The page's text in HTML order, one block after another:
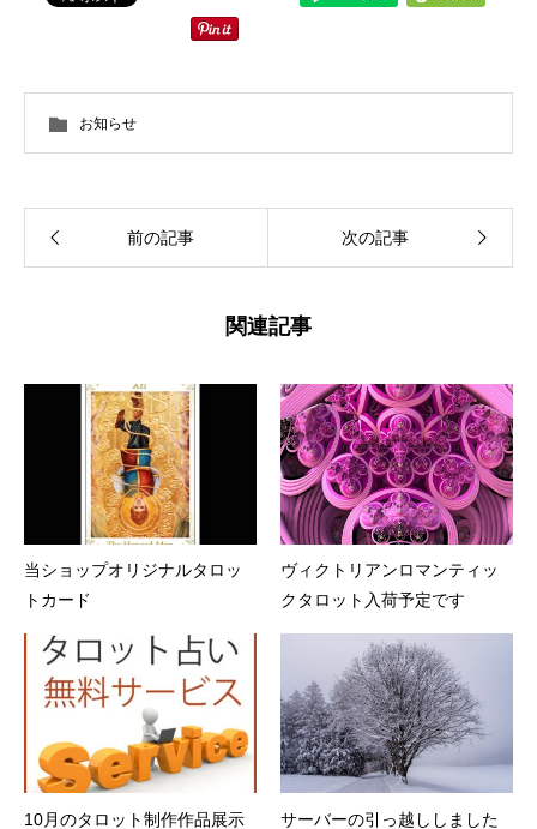
お知らせ
前の記事 次の記事
関連記事
当ショップオリジナルタロッ
トカード
ヴィクトリアンロマンティッ
クタロット入荷予定です
10月のタロット制作作品展示
サーバーの引っ越ししました